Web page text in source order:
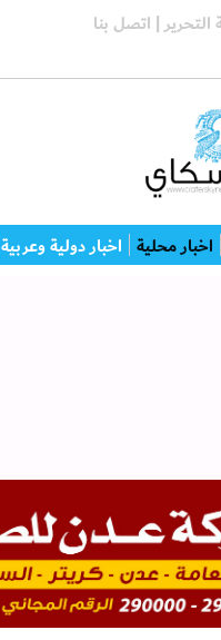
التحرير | اتصل بنا
اخبار محلية اخبار دولية وعربية